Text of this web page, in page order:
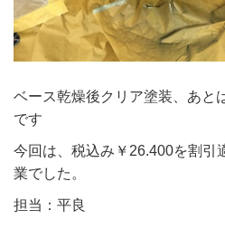
ベース乾燥後クリア塗装、あと
です
今回は、税込み￥26.400を割引
業でした。
担当：平良